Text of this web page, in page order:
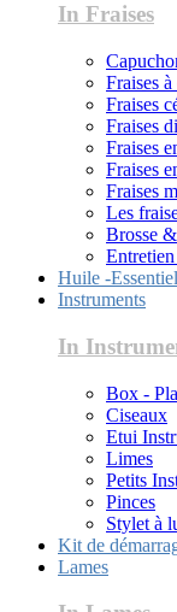
In Fraises
Fraises
Fraises
Fraises
Fraises
Fraises
Fraises
Les
Brosse
Huile -
Instruments
In
Box -
Ciseaux
Etui
Limes
Petits
Pinces
Stylet à
Kit de
Lames